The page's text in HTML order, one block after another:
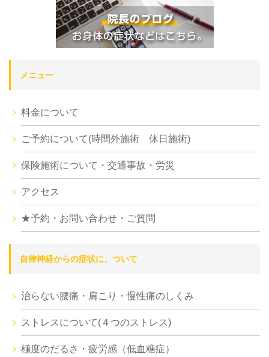
メニュー
料金について
ご予約について(時間外施術 休日施術)
保険施術について・交通事故・労災
アクセス
★予約・お問い合わせ・ご質問
自律神経からの症状に、ついて
治らない腰痛・肩こり・慢性痛のしくみ
ストレスについて(４つのストレス)
極度のだるさ・疲労感（低血糖症）